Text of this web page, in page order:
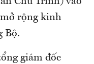
rộng kinh
Bộ.
giám đốc